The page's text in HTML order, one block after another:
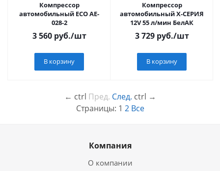
Компрессор
автомобильный ECO AE-
028-2
3 560руб./шт
В корзину
Компрессор
автомобильный Х-СЕРИЯ
12V 55 л/мин БелАК
3 729руб./шт
В корзину
← ctrl Пред. След. ctrl →
Страницы: 1 2 Все
Компания
О компании